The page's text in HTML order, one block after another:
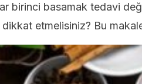
birinci basamak tedavi
etmelisiniz? Bu